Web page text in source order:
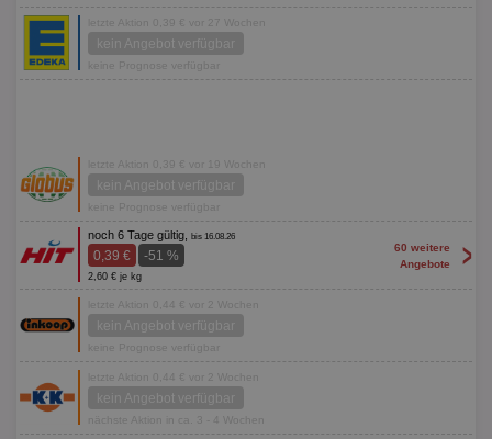
letzte Aktion 0,39 € vor 27 Wochen
kein Angebot verfügbar
keine Prognose verfügbar
letzte Aktion 0,39 € vor 19 Wochen
kein Angebot verfügbar
keine Prognose verfügbar
noch 6 Tage gültig, bis 16.08.26
0,39 € -51 %
2,60 € je kg
60 weitere
Angebote
>
letzte Aktion 0,44 € vor 2 Wochen
kein Angebot verfügbar
keine Prognose verfügbar
letzte Aktion 0,44 € vor 2 Wochen
kein Angebot verfügbar
nächste Aktion in ca. 3 - 4 Wochen